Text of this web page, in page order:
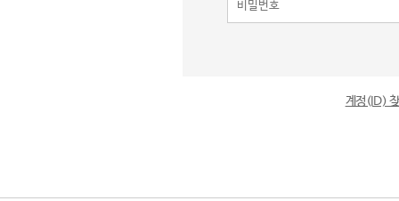
계정(ID)